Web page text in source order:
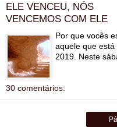
ELE VENCEU, NÓS
VENCEMOS COM ELE
Por que vocês
aquele que
2019. Neste
30 comentários: